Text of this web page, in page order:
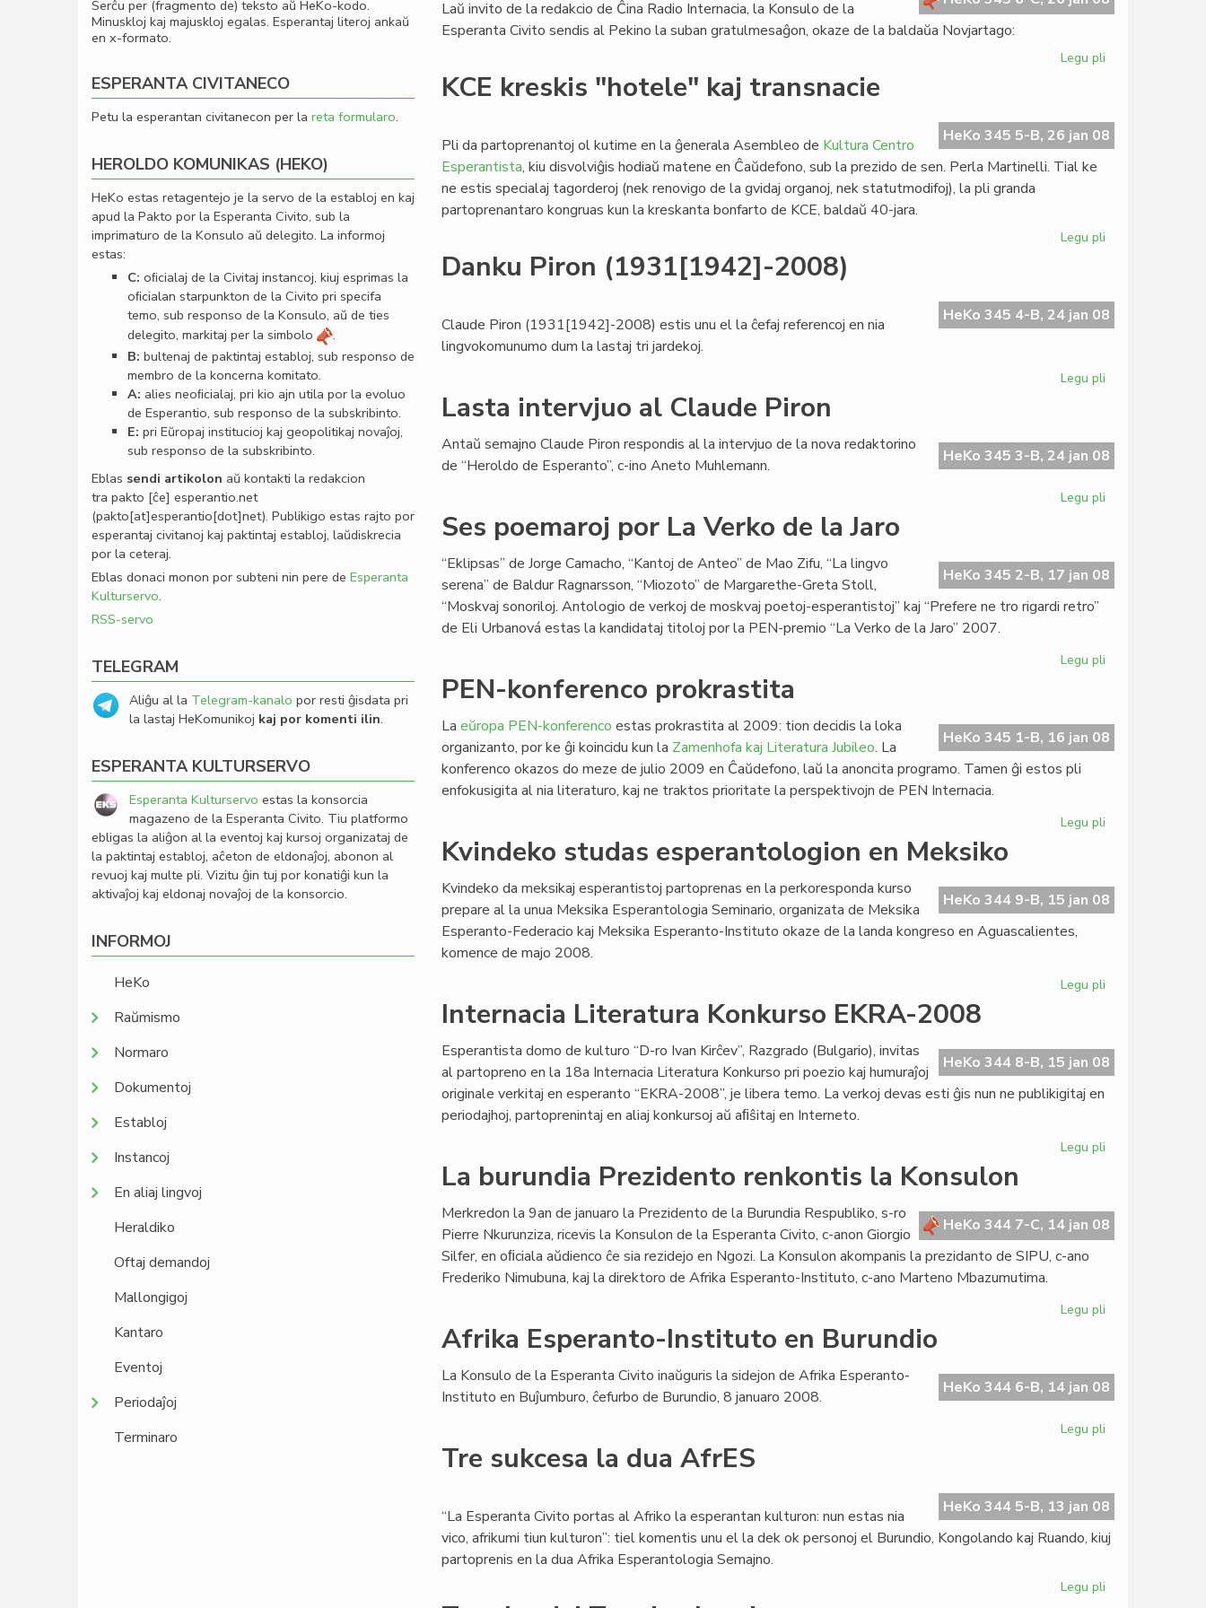
Laŭ invito de la redakcio de Ĉina Radio Internacia, la Konsulo de la
Esperanta Civito sendis al Pekino la suban gratulmesaĝon, okaze de la baldaŭa Novjartago:
Legu pli
Jaro
KCE kreskis "hotele" kaj transnacie
HeKo 345 5-B, 26 jan 08
Pli da partoprenantoj ol kutime en la ĝenerala Asembleo de Kultura Centro
Esperantista, kiu disvolviĝis hodiaŭ matene en Ĉaŭdefono, sub la prezido de sen. Perla Martinelli. Tial ke
ne estis specialaj tagorderoj (nek renovigo de la gvidaj organoj, nek statutmodifoj), la pli granda
partoprenantaro kongruas kun la kreskanta bonfarto de KCE, baldaŭ 40-jara.
Legu pli
kaj
transnacie
Danku Piron (1931[1942]-2008)
HeKo 345 4-B, 24 jan 08
Claude Piron (1931[1942]-2008) estis unu el la ĉefaj referencoj en nia
lingvokomunumo dum la lastaj tri jardekoj.
Legu pli
Lasta intervjuo al Claude Piron
HeKo 345 3-B, 24 jan 08
Antaŭ semajno Claude Piron respondis al la intervjuo de la nova redaktorino
de “Heroldo de Esperanto”, c-ino Aneto Muhlemann.
Legu pli
Claude
Piron
Ses poemaroj por La Verko de la Jaro
HeKo 345 2-B, 17 jan 08
“Eklipsas” de Jorge Camacho, “Kantoj de Anteo” de Mao Zifu, “La lingvo
serena” de Baldur Ragnarsson, “Miozoto” de Margarethe-Greta Stoll,
“Moskvaj sonoriloj. Antologio de verkoj de moskvaj poetoj-esperantistoj” kaj “Prefere ne tro rigardi retro”
de Eli Urbanová estas la kandidataj titoloj por la PEN-premio “La Verko de la Jaro” 2007.
Legu pli
La
Verko
PEN-konferenco prokrastita
HeKo 345 1-B, 16 jan 08
La eŭropa PEN-konferenco estas prokrastita al 2009: tion decidis la loka
organizanto, por ke ĝi koincidu kun la Zamenhofa kaj Literatura Jubileo. La
konferenco okazos do meze de julio 2009 en Ĉaŭdefono, laŭ la anoncita programo. Tamen ĝi estos pli
enfokusigita al nia literaturo, kaj ne traktos prioritate la perspektivojn de PEN Internacia.
Legu pli
Kvindeko studas esperantologion en Meksiko
HeKo 344 9-B, 15 jan 08
Kvindeko da meksikaj esperantistoj partoprenas en la perkoresponda kurso
prepare al la unua Meksika Esperantologia Seminario, organizata de Meksika
Esperanto-Federacio kaj Meksika Esperanto-Instituto okaze de la landa kongreso en Aguascalientes,
komence de majo 2008.
Legu pli
en
Meksiko
Internacia Literatura Konkurso EKRA-2008
HeKo 344 8-B, 15 jan 08
Esperantista domo de kulturo “D-ro Ivan Kirĉev”, Razgrado (Bulgario), invitas
al partopreno en la 18a Internacia Literatura Konkurso pri poezio kaj humuraĵoj
originale verkitaj en esperanto “EKRA-2008”, je libera temo. La verkoj devas esti ĝis nun ne publikigitaj en
periodajhoj, partoprenintaj en aliaj konkursoj aŭ aﬁŝitaj en Interneto.
Legu pli
EKRA-
2008
La burundia Prezidento renkontis la Konsulon
HeKo 344 7-C, 14 jan 08
Merkredon la 9an de januaro la Prezidento de la Burundia Respubliko, s-ro
Pierre Nkurunziza, ricevis la Konsulon de la Esperanta Civito, c-anon Giorgio
Silfer, en oﬁciala aŭdienco ĉe sia rezidejo en Ngozi. La Konsulon akompanis la prezidanto de SIPU, c-ano
Frederiko Nimubuna, kaj la direktoro de Afrika Esperanto-Instituto, c-ano Marteno Mbazumutima.
Legu pli
renkontis
la
Afrika Esperanto-Instituto en Burundio
HeKo 344 6-B, 14 jan 08
La Konsulo de la Esperanta Civito inaŭguris la sidejon de Afrika Esperanto-
Instituto en Buĵumburo, ĉefurbo de Burundio, 8 januaro 2008.
Legu pli
en
Burundio
Tre sukcesa la dua AfrES
HeKo 344 5-B, 13 jan 08
“La Esperanta Civito portas al Afriko la esperantan kulturon: nun estas nia
vico, afrikumi tiun kulturon”: tiel komentis unu el la dek ok personoj el Burundio, Kongolando kaj Ruando, kiuj
partoprenis en la dua Afrika Esperantologia Semajno.
Legu pli
Serĉu per (fragmento de) teksto aŭ HeKo-kodo.
Minuskloj kaj majuskloj egalas. Esperantaj literoj ankaŭ
en x-formato.
ESPERANTA CIVITANECO
Petu la esperantan civitanecon per la reta formularo.
HEROLDO KOMUNIKAS (HEKO)
HeKo estas retagentejo je la servo de la establoj en kaj
apud la Pakto por la Esperanta Civito, sub la
imprimaturo de la Konsulo aŭ delegito. La informoj
estas:
C: oﬁcialaj de la Civitaj instancoj, kiuj esprimas la
oﬁcialan starpunkton de la Civito pri specifa
temo, sub responso de la Konsulo, aŭ de ties
delegito, markitaj per la simbolo
.
B: bultenaj de paktintaj establoj, sub responso de
membro de la koncerna komitato.
A: alies neoﬁcialaj, pri kio ajn utila por la evoluo
de Esperantio, sub responso de la subskribinto.
E: pri Eŭropaj institucioj kaj geopolitikaj novaĵoj,
sub responso de la subskribinto.
Eblas sendi artikolon aŭ kontakti la redakcion
tra pakto [ĉe] esperantio.net
(pakto[at]esperantio[dot]net). Publikigo estas rajto por
esperantaj civitanoj kaj paktintaj establoj, laŭdiskrecia
por la ceteraj.
Eblas donaci monon por subteni nin pere de Esperanta
Kulturservo.
RSS-servo
TELEGRAM
Aliĝu al la Telegram-kanalo por resti ĝisdata pri
la lastaj HeKomunikoj kaj por komenti ilin.
ESPERANTA KULTURSERVO
Esperanta Kulturservo estas la konsorcia
magazeno de la Esperanta Civito. Tiu platformo
ebligas la aliĝon al la eventoj kaj kursoj organizataj de
la paktintaj establoj, aĉeton de eldonaĵoj, abonon al
revuoj kaj multe pli. Vizitu ĝin tuj por konatiĝi kun la
aktivaĵoj kaj eldonaj novaĵoj de la konsorcio.
INFORMOJ
HeKo
Raŭmismo
Normaro
Dokumentoj
Establoj
Instancoj
En aliaj lingvoj
Heraldiko
Oftaj demandoj
Mallongigoj
Kantaro
Eventoj
Periodaĵoj
Terminaro